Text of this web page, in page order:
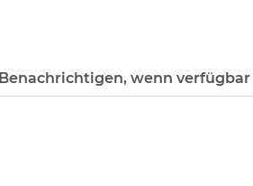
Benachrichtigen, wenn verfügbar